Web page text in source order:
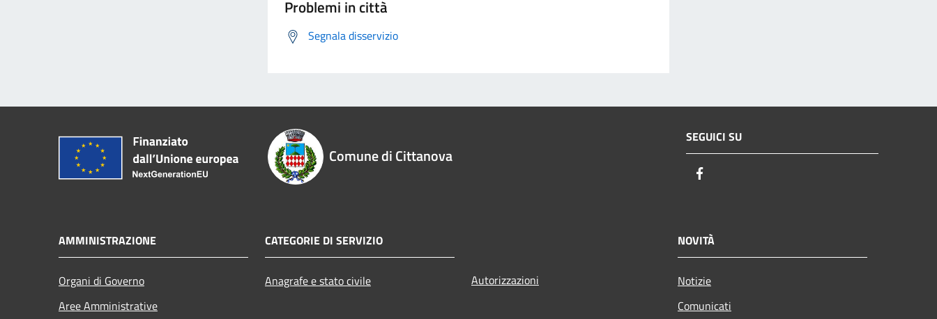
Problemi in città
Segnala disservizio
Comune di Cittanova
SEGUICI SU
AMMINISTRAZIONE
Organi di Governo
Aree Amministrative
CATEGORIE DI SERVIZIO
Anagrafe e stato civile Autorizzazioni
NOVITÀ
Notizie
Comunicati